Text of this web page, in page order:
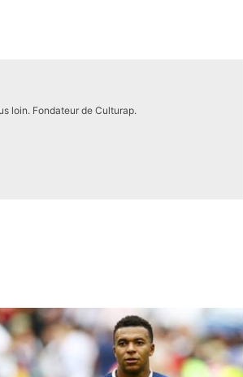
loin. Fondateur de Culturap.